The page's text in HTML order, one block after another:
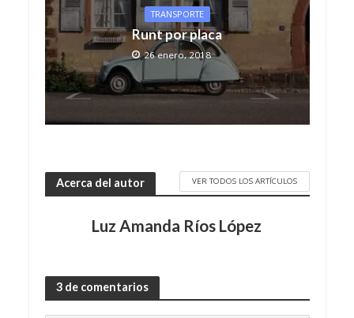
TRANSPORTE
Runt por placa
26 enero, 2018
Acerca del autor VER TODOS LOS ARTÍCULOS
Luz Amanda Ríos López
3 de comentarios